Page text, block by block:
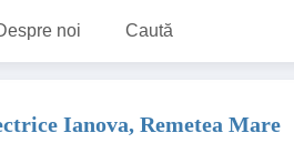
noi Caută
Ianova, Remetea Mare